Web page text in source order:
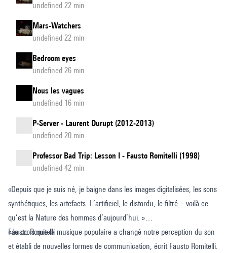
undefined 22 min
Mars-Watchers
undefined 22 min
Bedroom eyes
undefined 26 min
Nous les vagues
undefined 16 min
P-Server - Laurent Durupt (2012-2013)
undefined 20 min
Professor Bad Trip: Lesson I - Fausto Romitelli (1998)
undefined 42 min
«Depuis que je suis né, je baigne dans les images digitalisées, les sons
synthétiques, les artefacts. L’artificiel, le distordu, le filtré – voilà ce
qu’est la Nature des hommes d’aujourd’hui. »
Fausto Romitelli
«Je crois que la musique populaire a changé notre perception du son
et établi de nouvelles formes de communication, écrit Fausto Romitelli.